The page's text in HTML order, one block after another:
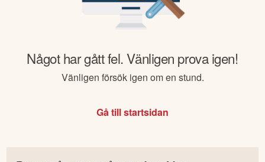
Något har gått fel. Vänligen prova igen!
Vänligen försök igen om en stund.
Gå till startsidan